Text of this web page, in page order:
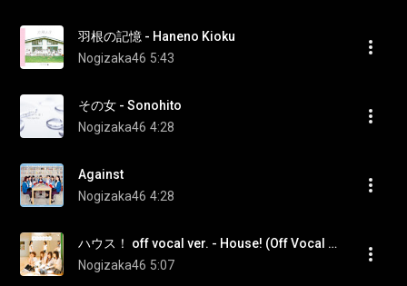
羽根の記憶 - Haneno Kioku
Nogizaka46 5:43
その女 - Sonohito
Nogizaka46 4:28
Against
Nogizaka46 4:28
ハウス！ off vocal ver. - House! (Off Vocal Ver.)
Nogizaka46 5:07